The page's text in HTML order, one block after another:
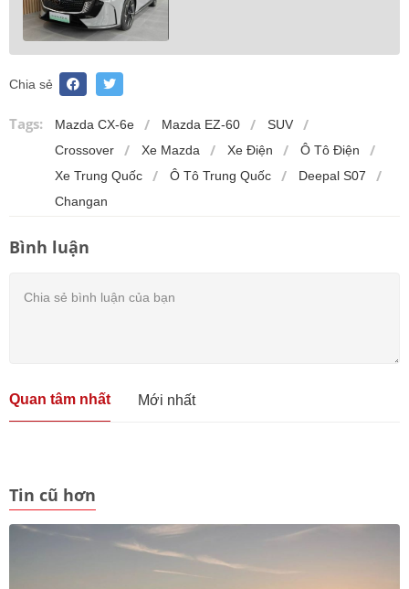
Chia sẻ
Tags: Mazda CX-6e Mazda EZ-60
SUV
Crossover
Xe Mazda Xe Điện
Ô Tô Điện
Xe Trung Quốc
Ô Tô Trung Quốc
Deepal S07
Changan
Bình luận
Quan tâm nhất Mới nhất
Tin cũ hơn